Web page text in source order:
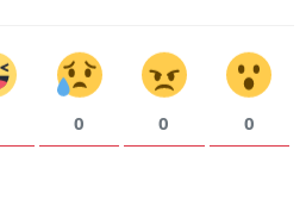
Tekirdağ
0 0 0